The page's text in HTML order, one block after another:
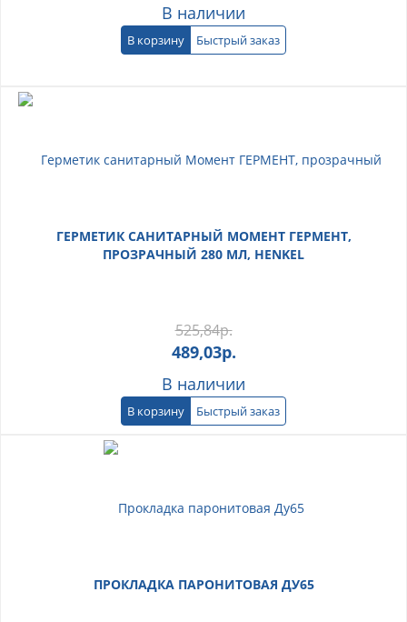
В наличии
В корзину Быстрый заказ
ГЕРМЕТИК САНИТАРНЫЙ МОМЕНТ ГЕРМЕНТ,
ПРОЗРАЧНЫЙ 280 МЛ, HENKEL
525,84р.
489,03р.
В наличии
В корзину Быстрый заказ
ПРОКЛАДКА ПАРОНИТОВАЯ ДУ65